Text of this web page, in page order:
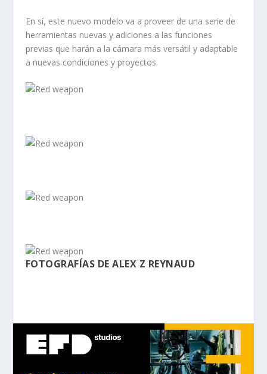
En sí, este nuevo modelo va a proveer de una serie de
herramientas nuevas y adiciones a las funciones
previas que harán a la cámara más versátil y adaptable
a nuevas condiciones y proyectos.
FOTOGRAFÍAS DEALEX Z REYNAUD